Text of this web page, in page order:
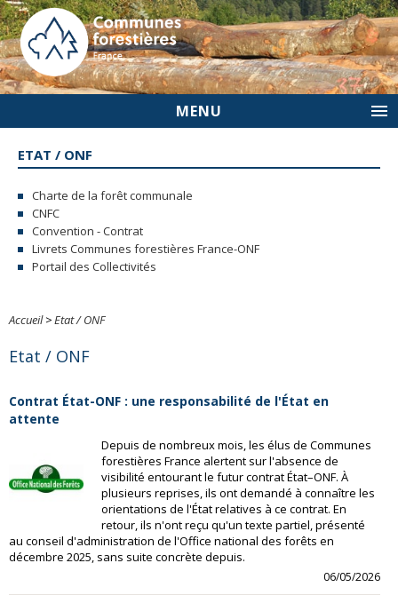
MENU
ETAT / ONF
Charte de la forêt communale
CNFC
Convention - Contrat
Livrets Communes forestières France-ONF
Portail des Collectivités
Accueil>Etat / ONF
Etat / ONF
Contrat État-ONF : une responsabilité de l'État en
attente
Depuis de nombreux mois, les élus de Communes
forestières France alertent sur l'absence de
visibilité entourant le futur contrat État–ONF. À
plusieurs reprises, ils ont demandé à connaître les
orientations de l'État relatives à ce contrat. En
retour, ils n'ont reçu qu'un texte partiel, présenté
au conseil d'administration de l'Office national des forêts en
décembre 2025, sans suite concrète depuis.
06/05/2026